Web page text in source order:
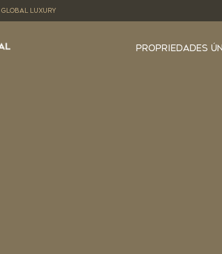
LUXURY
PROPRIEDADES